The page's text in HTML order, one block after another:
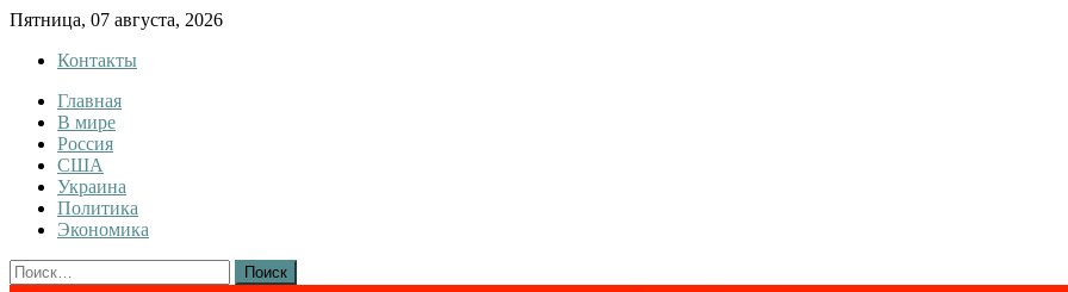
Skip
content
Пятница, 07 августа, 2026
Контакты
InfoRuss
InfoRuss — Новости
Главная
В мире
Россия
США
Украина
Политика
Экономика
Найти: